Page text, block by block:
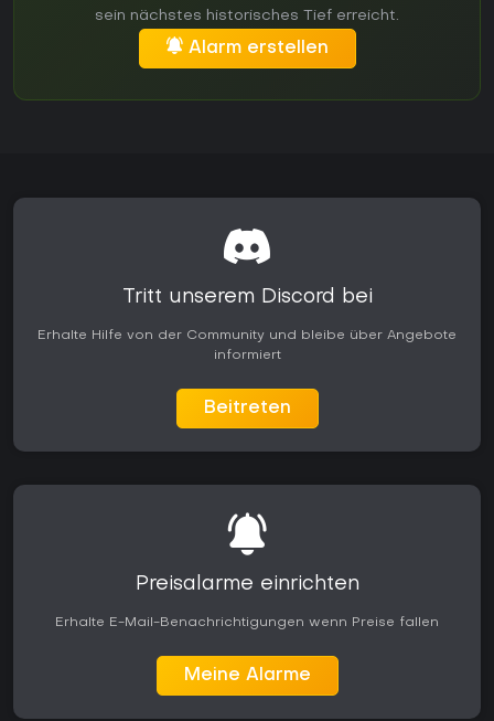
sein nächstes historisches Tief erreicht.
Alarm erstellen
Tritt unserem Discord bei
Erhalte Hilfe von der Community und bleibe über Angebote
informiert
Beitreten
Preisalarme einrichten
Erhalte E-Mail-Benachrichtigungen wenn Preise fallen
Meine Alarme